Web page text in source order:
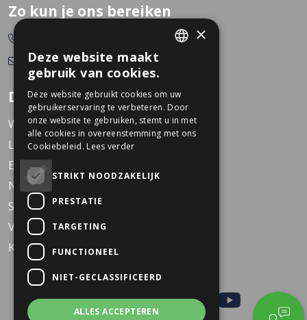
Zo kun je ons bereiken
info@dekkerstweewielers.nl
Dekkers Tweewielers
Werken bij Dekkers
Locaties
Events
Nieuws
Service
Veelgestelde vragen
KARO Solid schoolfiets
×
Deze website maakt
gebruik van cookies.
Deze website gebruikt cookies om uw
gebruikerservaring te verbeteren. Door
onze website te gebruiken, stemt u in met
alle cookies in overeenstemming met ons
Cookiebeleid. Lees verder
STRIKT NOODZAKELIJK
PRESTATIE
TARGETING
FUNCTIONEEL
NIET-GECLASSIFICEERD
ALLES ACCEPTEREN